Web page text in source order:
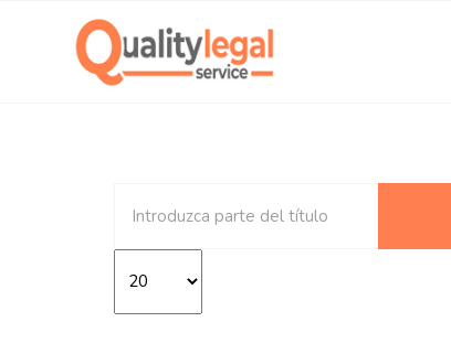
Cantidad a mostrar